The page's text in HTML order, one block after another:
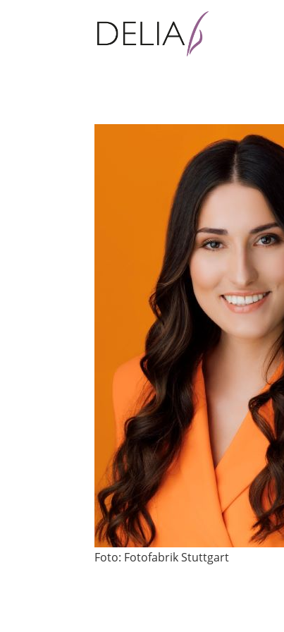
Foto: Fotofabrik Stuttgart